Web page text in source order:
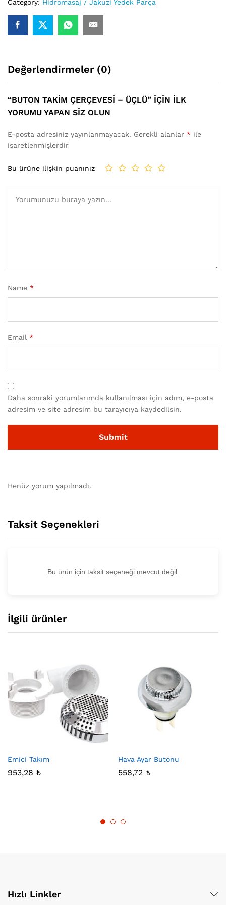
Category: Hidromasaj / Jakuzi Yedek Parça
Değerlendirmeler (0)
“BUTON TAKIM ÇERÇEVESI – ÜÇLÜ” IÇIN ILK
YORUMU YAPAN SIZ OLUN
E-posta adresiniz yayınlanmayacak. Gerekli alanlar * ile
işaretlenmişlerdir
Bu ürüne ilişkin puanınız
Name *
Email *
Daha sonraki yorumlarımda kullanılması için adım, e-posta
adresim ve site adresim bu tarayıcıya kaydedilsin.
Henüz yorum yapılmadı.
Taksit Seçenekleri
Bu ürün için taksit seçeneği mevcut değil.
İlgili ürünler
Emici Takım
953,28 ₺
Hava Ayar Butonu
558,72 ₺
Hızlı Linkler